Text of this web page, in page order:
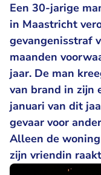
Een 30-jarige
in Maastricht
gevangenisstraf
maanden
jaar. De man
van brand in zijn
januari van dit
gevaar voor
Alleen de
zijn vriendin